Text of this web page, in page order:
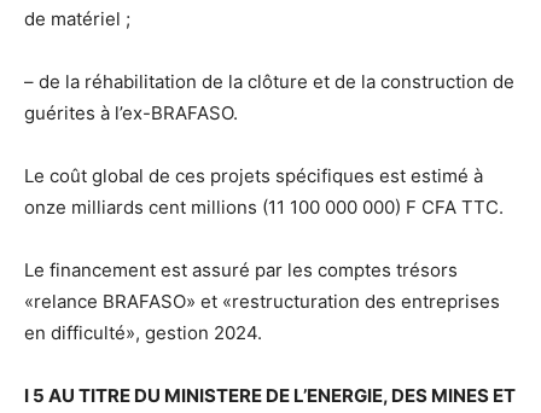
de matériel ;
– de la réhabilitation de la clôture et de la construction de
guérites à l’ex-BRAFASO.
Le coût global de ces projets spécifiques est estimé à
onze milliards cent millions (11 100 000 000) F CFA TTC.
Le financement est assuré par les comptes trésors
«relance BRAFASO» et «restructuration des entreprises
en difficulté», gestion 2024.
I 5 AU TITRE DU MINISTERE DE L’ENERGIE, DES MINES ET